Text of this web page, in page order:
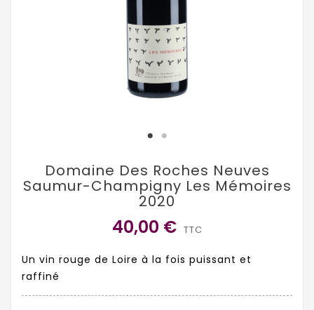
Domaine Des Roches Neuves
Saumur-Champigny Les Mémoires
2020
40,00 € TTC
Un vin rouge de Loire à la fois puissant et
raffiné